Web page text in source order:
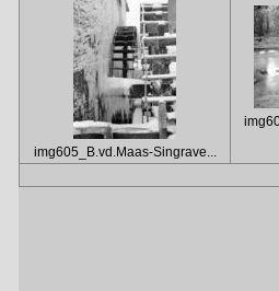
img605_B.vd.Maas-Singrave...